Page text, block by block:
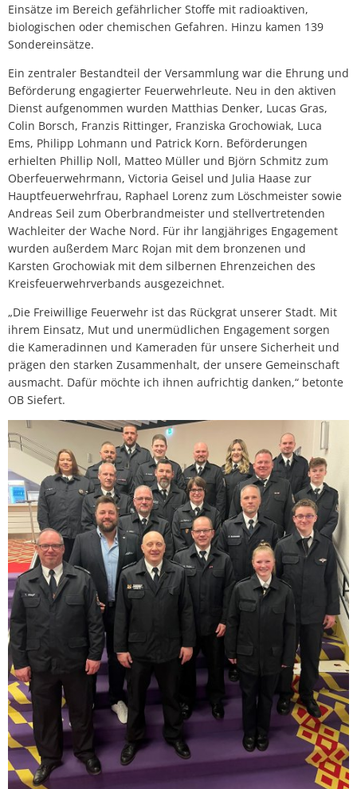
Einsätze im Bereich gefährlicher Stoffe mit radioaktiven,
biologischen oder chemischen Gefahren. Hinzu kamen 139
Sondereinsätze.
Ein zentraler Bestandteil der Versammlung war die Ehrung und
Beförderung engagierter Feuerwehrleute. Neu in den aktiven
Dienst aufgenommen wurden Matthias Denker, Lucas Gras,
Colin Borsch, Franzis Rittinger, Franziska Grochowiak, Luca
Ems, Philipp Lohmann und Patrick Korn. Beförderungen
erhielten Phillip Noll, Matteo Müller und Björn Schmitz zum
Oberfeuerwehrmann, Victoria Geisel und Julia Haase zur
Hauptfeuerwehrfrau, Raphael Lorenz zum Löschmeister sowie
Andreas Seil zum Oberbrandmeister und stellvertretenden
Wachleiter der Wache Nord. Für ihr langjähriges Engagement
wurden außerdem Marc Rojan mit dem bronzenen und
Karsten Grochowiak mit dem silbernen Ehrenzeichen des
Kreisfeuerwehrverbands ausgezeichnet.
„Die Freiwillige Feuerwehr ist das Rückgrat unserer Stadt. Mit
ihrem Einsatz, Mut und unermüdlichen Engagement sorgen
die Kameradinnen und Kameraden für unsere Sicherheit und
prägen den starken Zusammenhalt, der unsere Gemeinschaft
ausmacht. Dafür möchte ich ihnen aufrichtig danken,“ betonte
OB Siefert.